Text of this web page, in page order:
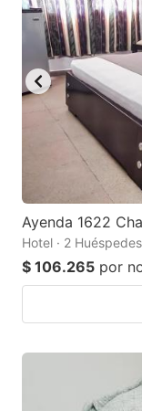
Ayenda 1622
Hotel · 2
$ 106.265 por